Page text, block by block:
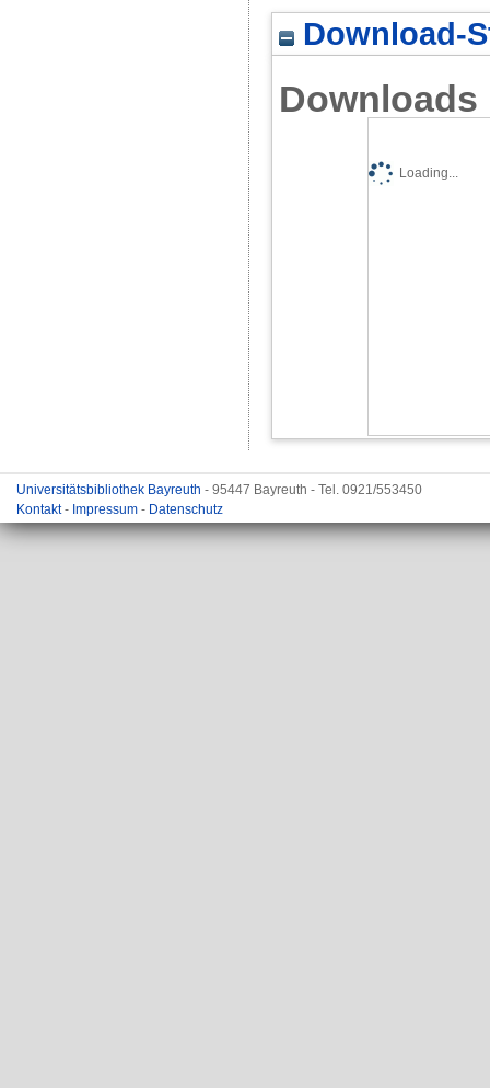
Download-
Downloads
Loading...
Universitätsbibliothek Bayreuth - 95447 Bayreuth - Tel. 0921/553450
Kontakt- Impressum - Datenschutz